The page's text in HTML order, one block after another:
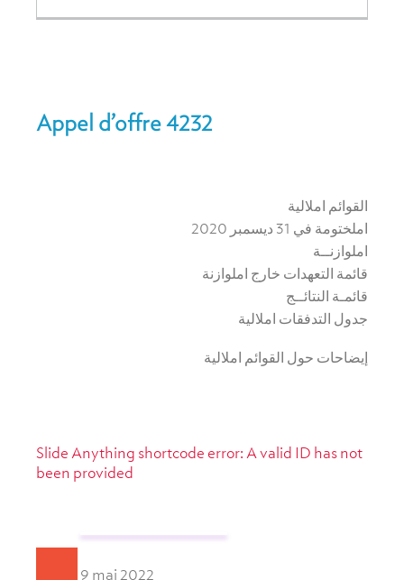
Appel d’offre 4232
القوائم املالية
املختومة في 31 ديسمبر 2020
املوازنــة
قائمة التعهدات خارج املوازنة
قائمـة النتائــج
جدول التدفقات املالية
إيضاحات حول القوائم املالية
Slide Anything shortcode error: A valid ID has not
been provided
9 mai 2022